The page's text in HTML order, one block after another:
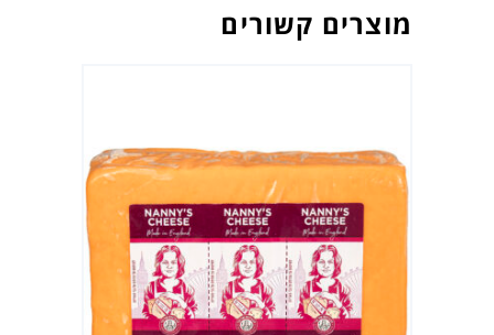
מוצרים קשורים